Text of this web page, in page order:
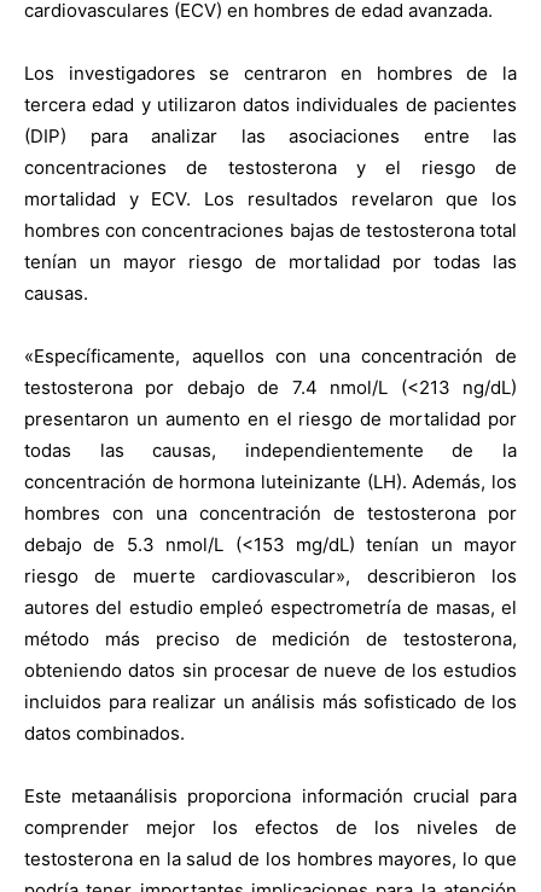
cardiovasculares (ECV) en hombres de edad avanzada.
Los investigadores se centraron en hombres de la
tercera edad y utilizaron datos individuales de pacientes
(DIP) para analizar las asociaciones entre las
concentraciones de testosterona y el riesgo de
mortalidad y ECV. Los resultados revelaron que los
hombres con concentraciones bajas de testosterona total
tenían un mayor riesgo de mortalidad por todas las
causas.
«Específicamente, aquellos con una concentración de
testosterona por debajo de 7.4 nmol/L (<213 ng/dL)
presentaron un aumento en el riesgo de mortalidad por
todas las causas, independientemente de la
concentración de hormona luteinizante (LH). Además, los
hombres con una concentración de testosterona por
debajo de 5.3 nmol/L (<153 mg/dL) tenían un mayor
riesgo de muerte cardiovascular», describieron los
autores del estudio empleó espectrometría de masas, el
método más preciso de medición de testosterona,
obteniendo datos sin procesar de nueve de los estudios
incluidos para realizar un análisis más sofisticado de los
datos combinados.
Este metaanálisis proporciona información crucial para
comprender mejor los efectos de los niveles de
testosterona en la salud de los hombres mayores, lo que